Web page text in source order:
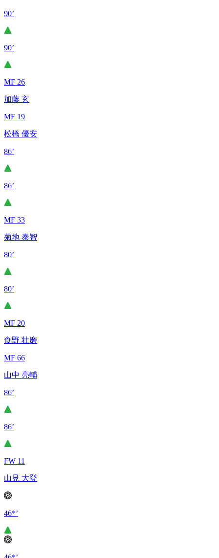
90’
90’
MF 26
加藤 玄
MF 19
松橋 優安
86’
86’
MF 33
菊地 泰智
80’
80’
MF 20
食野 壮磨
MF 66
山中 亮輔
86’
86’
FW 11
山見 大登
46*’